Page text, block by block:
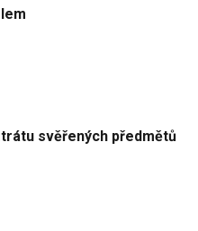
svěřených předmětů